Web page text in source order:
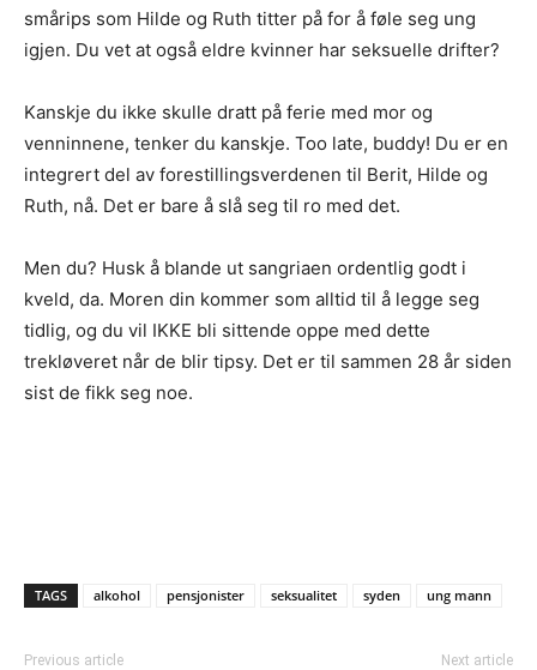
smårips som Hilde og Ruth titter på for å føle seg ung
igjen. Du vet at også eldre kvinner har seksuelle drifter?
Kanskje du ikke skulle dratt på ferie med mor og
venninnene, tenker du kanskje. Too late, buddy! Du er en
integrert del av forestillingsverdenen til Berit, Hilde og
Ruth, nå. Det er bare å slå seg til ro med det.
Men du? Husk å blande ut sangriaen ordentlig godt i
kveld, da. Moren din kommer som alltid til å legge seg
tidlig, og du vil IKKE bli sittende oppe med dette
trekløveret når de blir tipsy. Det er til sammen 28 år siden
sist de fikk seg noe.
TAGS alkohol pensjonister seksualitet syden ung mann
Previous article Next article